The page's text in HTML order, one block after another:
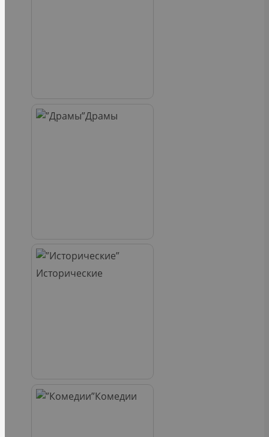
Драмы
Исторические
Комедии